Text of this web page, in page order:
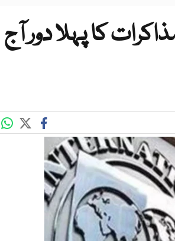
کا پہلا دور آج